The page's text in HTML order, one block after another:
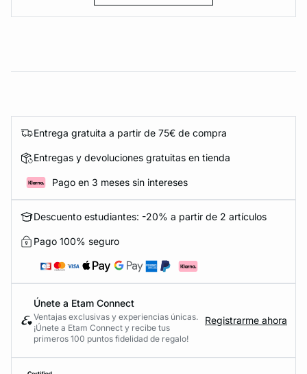
Entrega gratuita a partir de 75€ de compra
Entregas y devoluciones gratuitas en tienda
Pago en 3 meses sin intereses
Descuento estudiantes: -20% a partir de 2 artículos
Pago 100% seguro
Únete a Etam Connect
Ventajas exclusivas y experiencias únicas.
¡Únete a Etam Connect y recibe tus
primeros 100 puntos fidelidad de regalo!
Registrarme ahora